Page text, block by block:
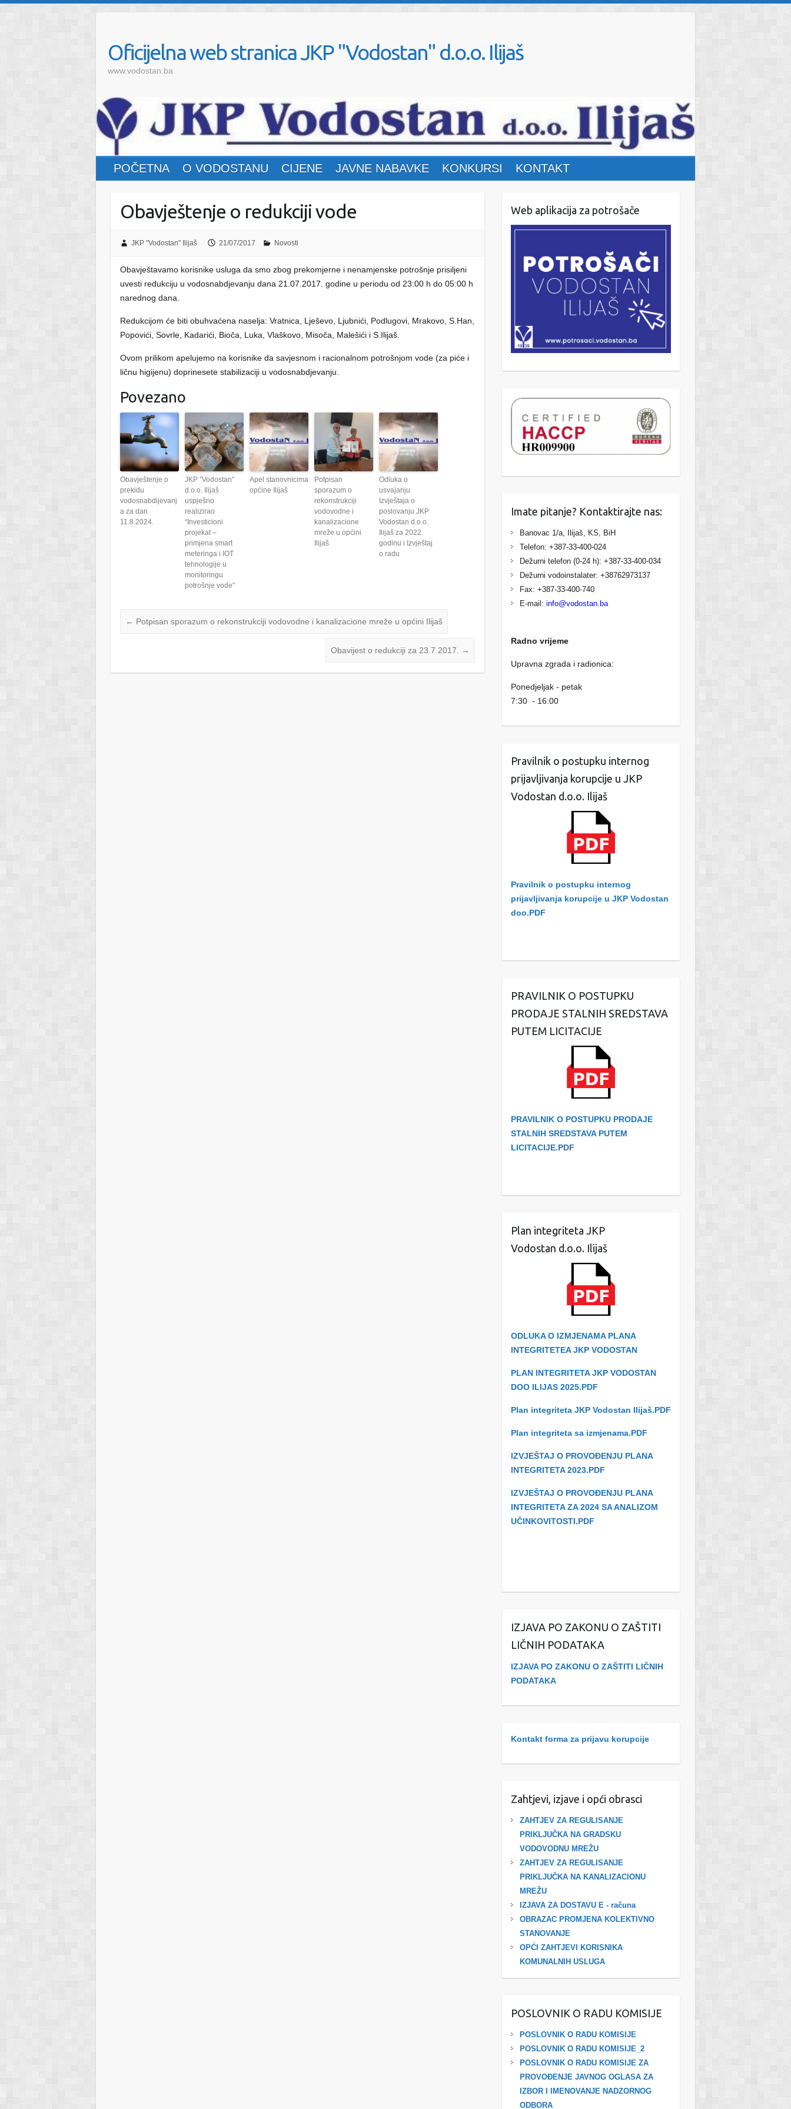
Oficijelna web stranica JKP "Vodostan" d.o.o. Ilijaš
www.vodostan.ba
POČETNA O VODOSTANU CIJENE JAVNE NABAVKE KONKURSI KONTAKT
Obavještenje o redukciji vode
JKP "Vodostan" Ilijaš 21/07/2017 Novosti
Obavještavamo korisnike usluga da smo zbog prekomjerne i nenamjenske potrošnje prisiljeni
uvesti redukciju u vodosnabdjevanju dana 21.07.2017. godine u periodu od 23:00 h do 05:00 h
narednog dana.
Redukcijom će biti obuhvaćena naselja: Vratnica, Lješevo, Ljubnići, Podlugovi, Mrakovo, S.Han,
Popovići, Sovrle, Kadarići, Bioča, Luka, Vlaškovo, Misoča, Malešići i S.Ilijaš.
Ovom prilikom apelujemo na korisnike da savjesnom i racionalnom potrošnjom vode (za piće i
ličnu higijenu) doprinesete stabilizaciji u vodosnabdjevanju.
Povezano
Obavještenje o
prekidu
vodosnabdijevanj
a za dan
11.8.2024.
JKP ”Vodostan”
d.o.o. Ilijaš
uspješno
realizirao
“Investicioni
projekat –
primjena smart
meteringa i IOT
tehnologije u
monitoringu
potrošnje vode”
Apel stanovnicima
općine Ilijaš
Potpisan
sporazum o
rekonstrukciji
vodovodne i
kanalizacione
mreže u općini
Ilijaš
Odluka o
usvajanju
Izvještaja o
poslovanju JKP
Vodostan d.o.o.
Ilijaš za 2022.
godinu i Izvještaj
o radu
← Potpisan sporazum o rekonstrukciji vodovodne i kanalizacione mreže u općini Ilijaš
Obavijest o redukciji za 23.7.2017. →
Web aplikacija za potrošače
Imate pitanje? Kontaktirajte nas:
Banovac 1/a, Ilijaš, KS, BiH
Telefon: +387-33-400-024
Dežurni telefon (0-24 h): +387-33-400-034
Dežurni vodoinstalater: +38762973137
Fax: +387-33-400-740
E-mail: info@vodostan.ba
Radno vrijeme
Upravna zgrada i radionica:
Ponedjeljak - petak
7:30 - 16:00
Pravilnik o postupku internog
prijavljivanja korupcije u JKP
Vodostan d.o.o. Ilijaš
Pravilnik o postupku internog
prijavljivanja korupcije u JKP Vodostan
doo.PDF
PRAVILNIK O POSTUPKU
PRODAJE STALNIH SREDSTAVA
PUTEM LICITACIJE
PRAVILNIK O POSTUPKU PRODAJE
STALNIH SREDSTAVA PUTEM
LICITACIJE.PDF
Plan integriteta JKP
Vodostan d.o.o. Ilijaš
ODLUKA O IZMJENAMA PLANA
INTEGRITETEA JKP VODOSTAN
PLAN INTEGRITETA JKP VODOSTAN
DOO ILIJAS 2025.PDF
Plan integriteta JKP Vodostan Ilijaš.PDF
Plan integriteta sa izmjenama.PDF
IZVJEŠTAJ O PROVOĐENJU PLANA
INTEGRITETA 2023.PDF
IZVJEŠTAJ O PROVOĐENJU PLANA
INTEGRITETA ZA 2024 SA ANALIZOM
UČINKOVITOSTI.PDF
IZJAVA PO ZAKONU O ZAŠTITI
LIČNIH PODATAKA
IZJAVA PO ZAKONU O ZAŠTITI LIČNIH
PODATAKA
Kontakt forma za prijavu korupcije
Zahtjevi, izjave i opći obrasci
ZAHTJEV ZA REGULISANJE
PRIKLJUČKA NA GRADSKU
VODOVODNU MREŽU
ZAHTJEV ZA REGULISANJE
PRIKLJUČKA NA KANALIZACIONU
MREŽU
IZJAVA ZA DOSTAVU E - računa
OBRAZAC PROMJENA KOLEKTIVNO
STANOVANJE
OPĆI ZAHTJEVI KORISNIKA
KOMUNALNIH USLUGA
POSLOVNIK O RADU KOMISIJE
POSLOVNIK O RADU KOMISIJE
POSLOVNIK O RADU KOMISIJE_2
POSLOVNIK O RADU KOMISIJE ZA
PROVOĐENJE JAVNOG OGLASA ZA
IZBOR I IMENOVANJE NADZORNOG
ODBORA